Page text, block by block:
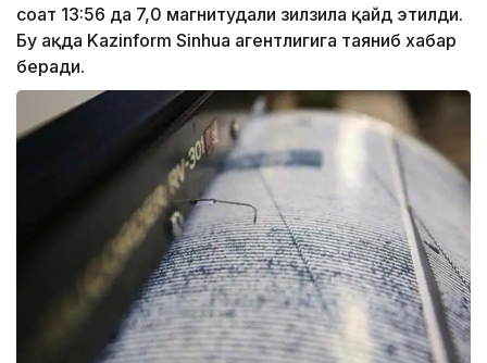
соат 13:56 да 7,0 магнитудали зилзила қайд этилди.
Бу ҳақда Kazinform Sinhuа агентлигига таяниб хабар
беради.